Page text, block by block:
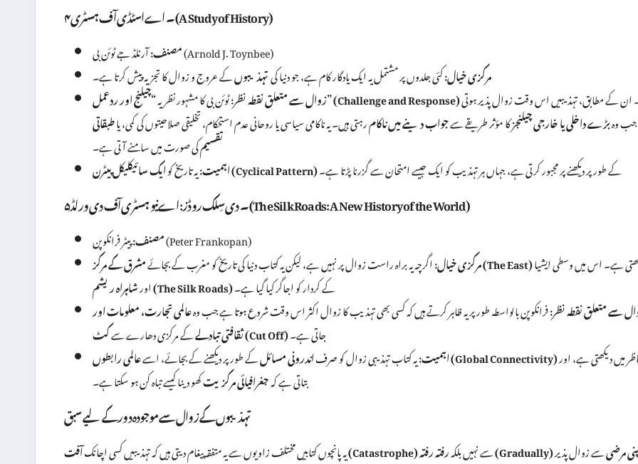
۴۔ اے اسٹڈی آف ہسٹری (A Study of History)
مصنف:آرنلڈ جے ٹوئن بی (Arnold J. Toynbee)
مرکزی خیال:کئی جلدوں پر مشتمل یہ ایک یادگار کام ہے، جو دنیا کیتہذیبوںکے عروج و زوال کا تجزیہ پیش کرتا ہے۔
زوال سے متعلق نقطہ نظر:ٹوئن بی کا مشہور نظریہ “چیلنج اور ردعمل” (Challenge and Response)
جب وہبڑے داخلی یا خارجی چیلنجزکا مؤثر طریقے سےجواب دینے میں ناکامرہتی ہیں۔ یہ ناکامی سیاسی یا روحانی عدم استحکام، تخلیقی صلاحیتوں کی کمی، یاطبقاتی
تقسیمکی صورت میں سامنے آتی ہے۔
اہمیت:یہ تاریخ کو ایک سائیکلیکل پیٹرن (Cyclical Pattern)کے طور پر دیکھنے پر مجبور کرتی ہے، جہاں ہر تہذیب کو ایک جیسے امتحان سے گزرنا پڑتا ہے۔
۵۔ دی سِلک روڈز: اے نیو ہسٹری آف دی ورلڈ (The Silk Roads: A New History of the World)
مصنف:پیٹر فرانکوپن (Peter Frankopan)
مرکزی خیال:اگرچہ یہ براہ راست زوال پر نہیں ہے، لیکن یہ کتاب دنیا کی تاریخ کو مغرب کے بجائے مشرق کے مرکز (The East)
اورشاہراہ ریشم (The Silk Roads)کے کردار کو اجاگر کیا گیا ہے۔
سے متعلق نقطہ نظر:فرانکوپن بالواسطہ طور پر یہ ظاہر کرتے ہیں کہ کسی بھی تہذیب کا زوال اکثر اس وقت شروع ہوتا ہے جب وہعالمی تجارت، معلومات اور
ثقافتی تبادلےکے مرکزی دھارے سے کٹ (Cut Off)جاتی ہے۔
اہمیت:یہ کتاب تہذیبی زوال کو صرفاندرونی مسائلکے طور پر دیکھنے کے بجائے، اسے عالمی رابطوں (Global Connectivity)
بتاتی ہے کہجغرافیائی مرکزیتکھو دینا کیسے تباہ کن ہو سکتا ہے۔
تہذیبوں کے زوال سے موجودہ دور کے لیے سبق
یہ پانچوں کتابیں مختلف زاویوں سے یہ متفقہ پیغام دیتی ہیں کہ تہذیبیں کسی اچانکآفت (Catastrophe) سے نہیں بلکہرفتہ رفتہ (Gradually) مرضیسے زوال پذیر